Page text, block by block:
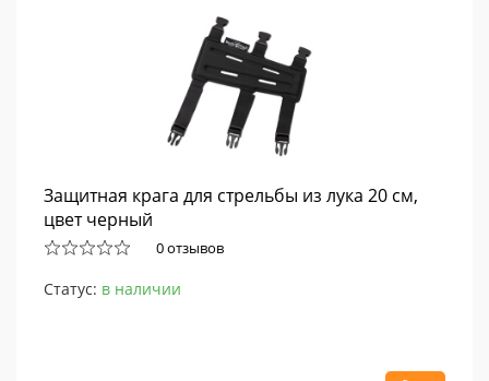
Защитная крага для стрельбы из лука 20 см,
цвет черный
0 отзывов
Статус: в наличии